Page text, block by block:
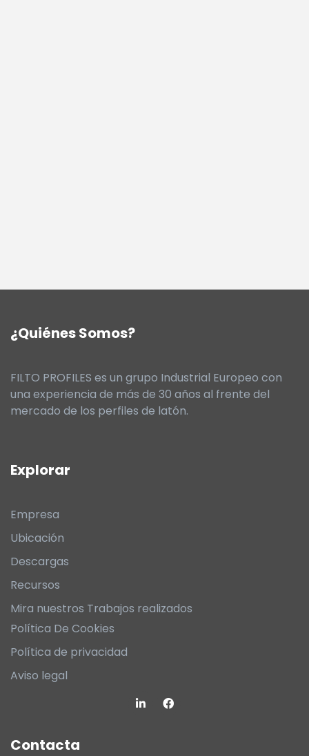
¿Quiénes Somos?
FILTO PROFILES es un grupo Industrial Europeo con
una experiencia de más de 30 años al frente del
mercado de los perfiles de latón.
Explorar
Empresa
Ubicación
Descargas
Recursos
Mira nuestros Trabajos realizados
Política De Cookies
Política de privacidad
Aviso legal
Contacta